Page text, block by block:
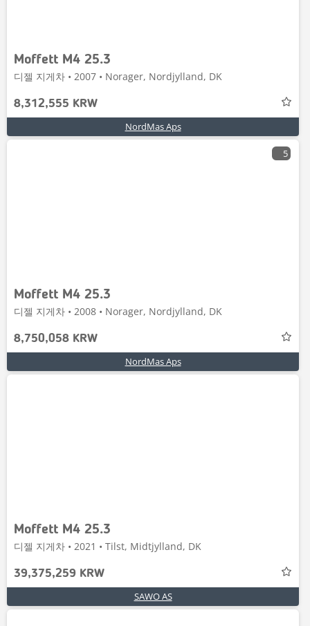
Moffett M4 25.3
디젤 지게차 • 2007 • Norager, Nordjylland, DK
8,312,555 KRW
NordMas Aps
5
Moffett M4 25.3
디젤 지게차 • 2008 • Norager, Nordjylland, DK
8,750,058 KRW
NordMas Aps
Moffett M4 25.3
디젤 지게차 • 2021 • Tilst, Midtjylland, DK
39,375,259 KRW
SAWO AS